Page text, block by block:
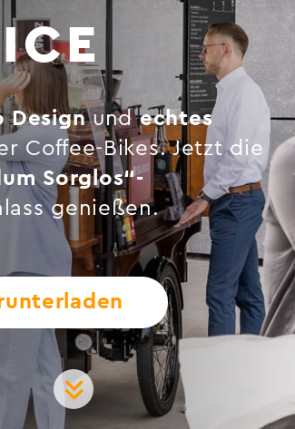
Designundechtes
Coffee-Bikes. Jetzt die
Sorglos“-
genießen.